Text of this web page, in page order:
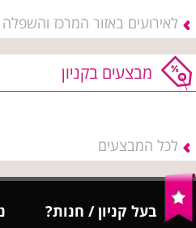
לאירועים באזור המרכז והשפלה
מבצעים בקניון
לכל המבצעים
בעל קניון / חנות?